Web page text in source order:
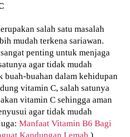
salah satu masalah
mudah terkena sariawan.
penting untuk menjaga
agar tidak mudah
buah-buahan dalam kehidupan
vitamin C, salah satunya
vitamin C sehingga aman
agar tidak mudah
Manfaat Vitamin B6 Bagi
Kandungan Lemah )